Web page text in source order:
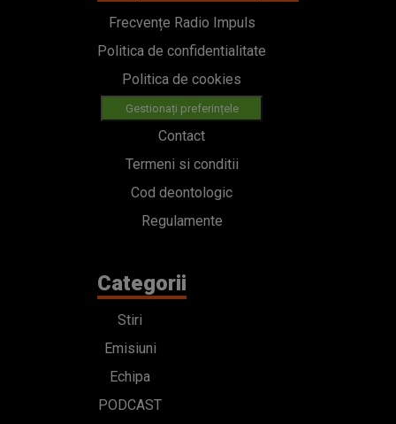
Frecvențe Radio Impuls
Politica de confidentialitate
Politica de cookies
Gestionați preferințele
Contact
Termeni si conditii
Cod deontologic
Regulamente
Categorii
Stiri
Emisiuni
Echipa
PODCAST